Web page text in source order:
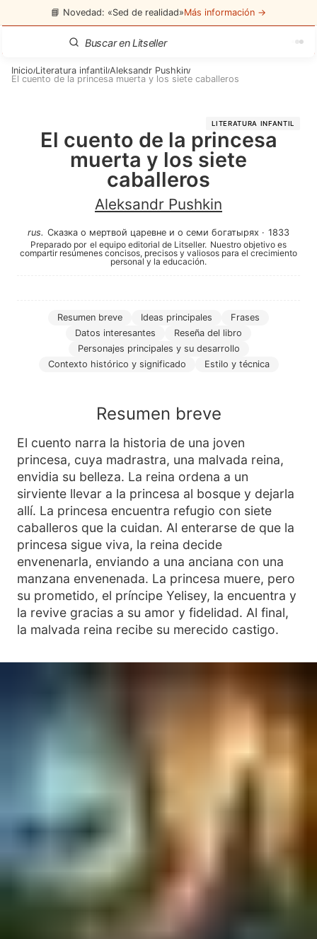
📘 Novedad: «Sed de realidad»Más información →
Inicio/Literatura infantil/Aleksandr Pushkin/
El cuento de la princesa muerta y los siete caballeros
LITERATURA INFANTIL
El cuento de la princesa
muerta y los siete
caballeros
Aleksandr Pushkin
rus. Сказка о мертвой царевне и о семи богатырях · 1833
Preparado por el equipo editorial de Litseller. Nuestro objetivo es
compartir resúmenes concisos, precisos y valiosos para el crecimiento
personal y la educación.
Resumen breve Ideas principales
Frases
Datos interesantes
Reseña del libro
Personajes principales y su desarrollo
Contexto histórico y significado
Estilo y técnica
Resumen breve
El cuento narra la historia de una joven
princesa, cuya madrastra, una malvada reina,
envidia su belleza. La reina ordena a un
sirviente llevar a la princesa al bosque y dejarla
allí. La princesa encuentra refugio con siete
caballeros que la cuidan. Al enterarse de que la
princesa sigue viva, la reina decide
envenenarla, enviando a una anciana con una
manzana envenenada. La princesa muere, pero
su prometido, el príncipe Yelisey, la encuentra y
la revive gracias a su amor y fidelidad. Al final,
la malvada reina recibe su merecido castigo.